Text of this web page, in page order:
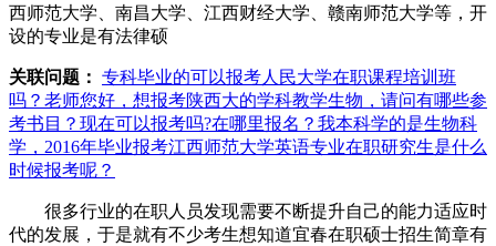
西师范大学、南昌大学、江西财经大学、赣南师范大学等，开
设的专业是有法律硕
关联问题： 专科毕业的可以报考人民大学在职课程培训班
吗？ 老师您好，想报考陕西大的学科教学生物，请问有哪些参
考书目？现在可以报考吗?在哪里报名？我本科学的是生物科
学，2016年毕业报考江西师范大学英语专业在职研究生是什么
时候报考呢？
很多行业的在职人员发现需要不断提升自己的能力适应时
代的发展，于是就有不少考生想知道宜春在职硕士招生简章有